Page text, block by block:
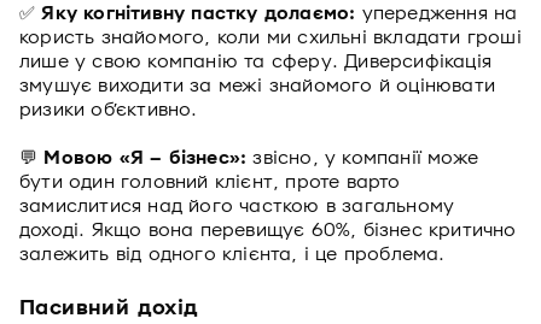
✅Яку когнітивну пастку долаємо: упередження на
користь знайомого, коли ми схильні вкладати гроші
лише у свою компанію та сферу. Диверсифікація
змушує виходити за межі знайомого й оцінювати
ризики об’єктивно.
💬 Мовою «Я – бізнес»: звісно, у компанії може
бути один головний клієнт, проте варто
замислитися над його часткою в загальному
доході. Якщо вона перевищує 60%, бізнес критично
залежить від одного клієнта, і це проблема.
Пасивний дохід